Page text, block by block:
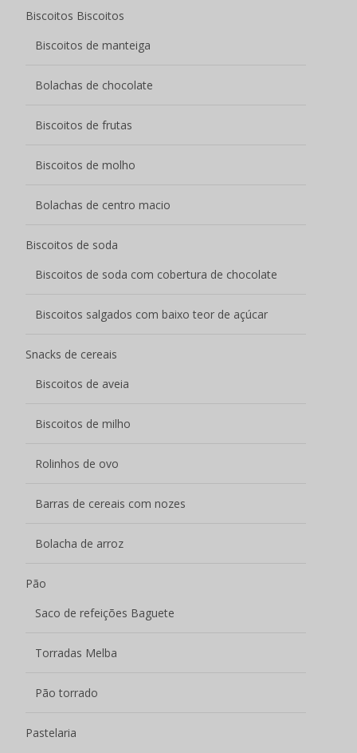
Biscoitos Biscoitos
Biscoitos de manteiga
Bolachas de chocolate
Biscoitos de frutas
Biscoitos de molho
Bolachas de centro macio
Biscoitos de soda
Biscoitos de soda com cobertura de chocolate
Biscoitos salgados com baixo teor de açúcar
Snacks de cereais
Biscoitos de aveia
Biscoitos de milho
Rolinhos de ovo
Barras de cereais com nozes
Bolacha de arroz
Pão
Saco de refeições Baguete
Torradas Melba
Pão torrado
Pastelaria